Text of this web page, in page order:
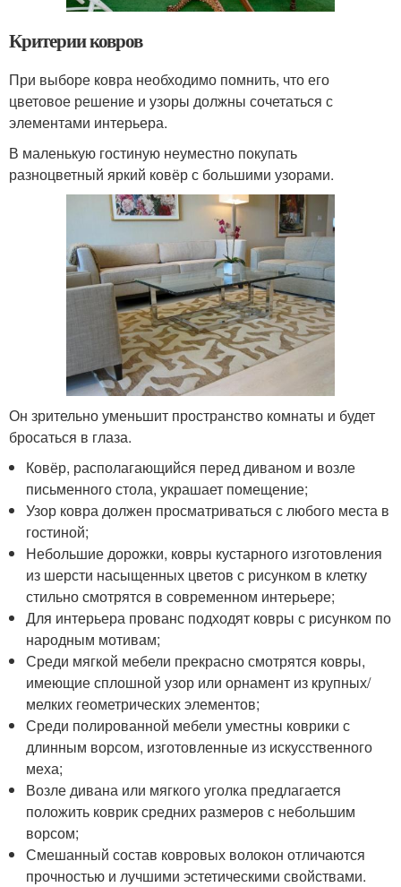
Критерии ковров
При выборе ковра необходимо помнить, что его
цветовое решение и узоры должны сочетаться с
элементами интерьера.
В маленькую гостиную неуместно покупать
разноцветный яркий ковёр с большими узорами.
Он зрительно уменьшит пространство комнаты и будет
бросаться в глаза.
Ковёр, располагающийся перед диваном и возле
письменного стола, украшает помещение;
Узор ковра должен просматриваться с любого места в
гостиной;
Небольшие дорожки, ковры кустарного изготовления
из шерсти насыщенных цветов с рисунком в клетку
стильно смотрятся в современном интерьере;
Для интерьера прованс подходят ковры с рисунком по
народным мотивам;
Среди мягкой мебели прекрасно смотрятся ковры,
имеющие сплошной узор или орнамент из крупных/
мелких геометрических элементов;
Среди полированной мебели уместны коврики с
длинным ворсом, изготовленные из искусственного
меха;
Возле дивана или мягкого уголка предлагается
положить коврик средних размеров с небольшим
ворсом;
Смешанный состав ковровых волокон отличаются
прочностью и лучшими эстетическими свойствами.